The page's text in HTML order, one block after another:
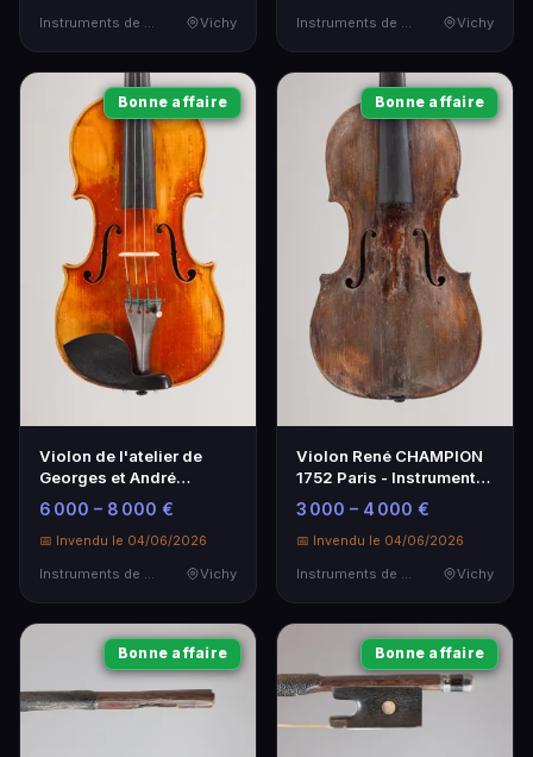
Instruments de Musique
Vichy
Instruments de Musique
Vichy
Bonne affaire
Violon de l'atelier de
Georges et André
CHARDON, Paris, 20ème
siècle
6 000 – 8 000 €
📅 Invendu le 04/06/2026
Instruments de Musique
Vichy
Bonne affaire
Violon René CHAMPION
1752 Paris - Instrument
de Musique Historique
3 000 – 4 000 €
📅 Invendu le 04/06/2026
Instruments de Musique
Vichy
Bonne affaire Bonne affaire